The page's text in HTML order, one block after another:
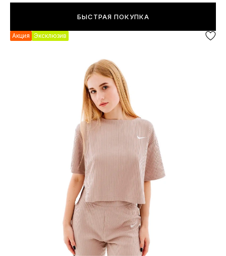
БЫСТРАЯ ПОКУПКА
Акция Эксклюзив